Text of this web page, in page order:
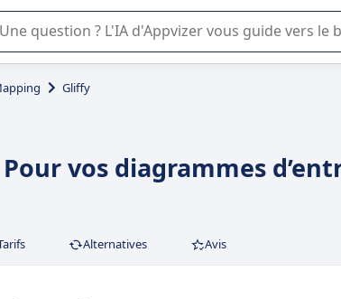
de Appvizer vous guide dans l'utilisation ou la
Gliffy
vos diagrammes
Alternatives Avis